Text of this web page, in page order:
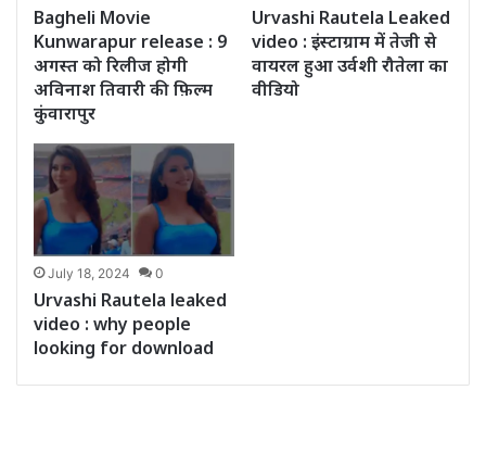
Bagheli Movie
Kunwarapur release : 9
अगस्त को रिलीज होगी
अविनाश तिवारी की फ़िल्म
कुंवारापुर
Urvashi Rautela Leaked
video : इंस्टाग्राम में तेजी से
वायरल हुआ उर्वशी रौतेला का
वीडियो
July 18, 2024 0
Urvashi Rautela leaked
video : why people
looking for download